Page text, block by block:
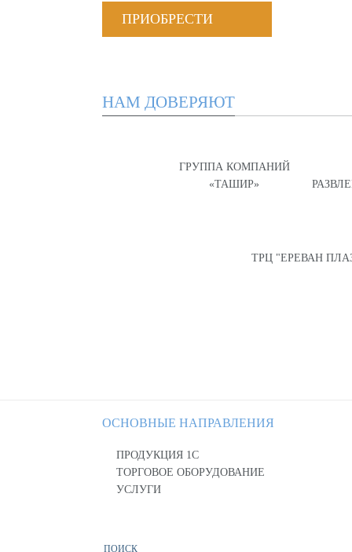
ПРИОБРЕСТИ
НАМ ДОВЕРЯЮТ
ГРУППА КОМПАНИЙ
«ТАШИР»
ТРЦ "ЕРЕВАН
ОСНОВНЫЕ НАПРАВЛЕНИЯ
ПРОДУКЦИЯ 1С
ТОРГОВОЕ ОБОРУДОВАНИЕ
УСЛУГИ